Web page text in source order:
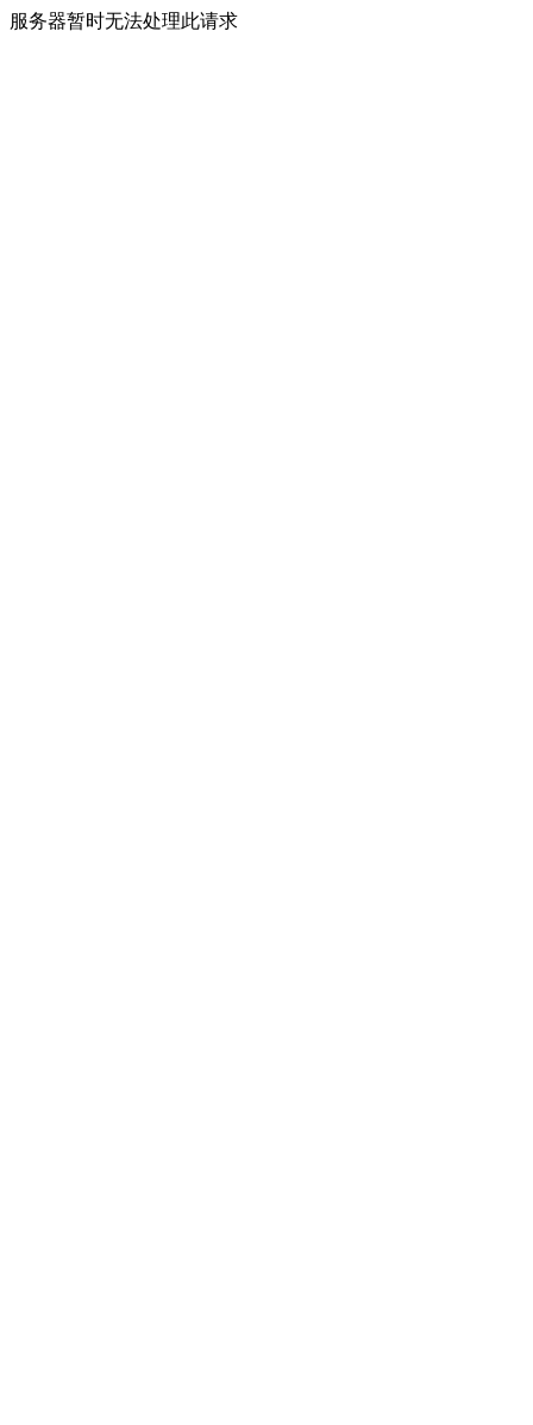
服务器暂时无法处理此请求